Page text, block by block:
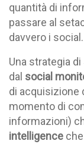
quantità di
passare al
davvero i social.
Una strategia di
dal social
di acquisizione
momento di
informazioni)
intelligence